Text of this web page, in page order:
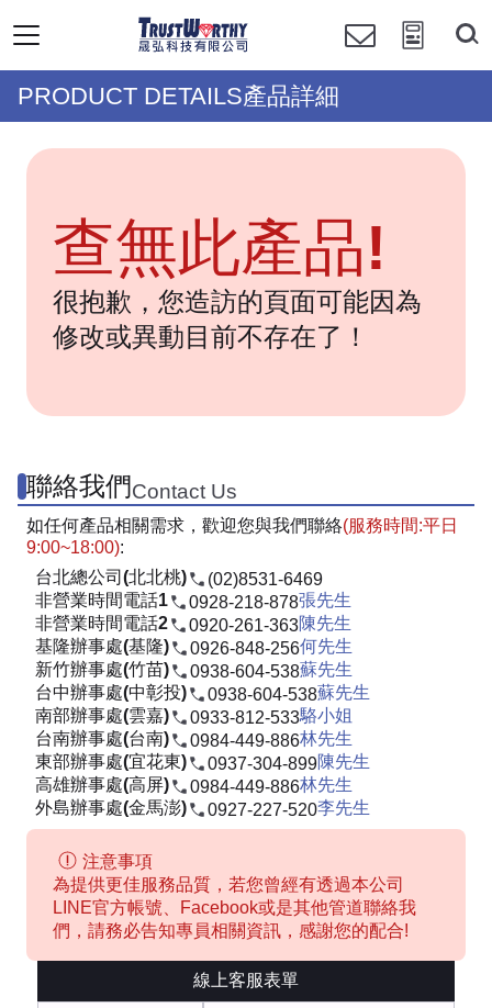
PRODUCT DETAILS產品詳細
查無此產品!
很抱歉，您造訪的頁面可能因為
修改或異動目前不存在了！
聯絡我們Contact Us
如任何產品相關需求，歡迎您與我們聯絡(服務時間:平日
9:00~18:00):
台北總公司(北北桃)
(02)8531-6469
非營業時間電話1
0928-218-878張先生
非營業時間電話2
0920-261-363陳先生
基隆辦事處(基隆)
0926-848-256何先生
新竹辦事處(竹苗)
0938-604-538蘇先生
台中辦事處(中彰投)
0938-604-538蘇先生
南部辦事處(雲嘉)
0933-812-533駱小姐
台南辦事處(台南)
0984-449-886林先生
東部辦事處(宜花東)
0937-304-899陳先生
高雄辦事處(高屏)
0984-449-886林先生
外島辦事處(金馬澎)
0927-227-520李先生
注意事項
為提供更佳服務品質，若您曾經有透過本公司
LINE官方帳號、Facebook或是其他管道聯絡我
們，請務必告知專員相關資訊，感謝您的配合!
線上客服表單